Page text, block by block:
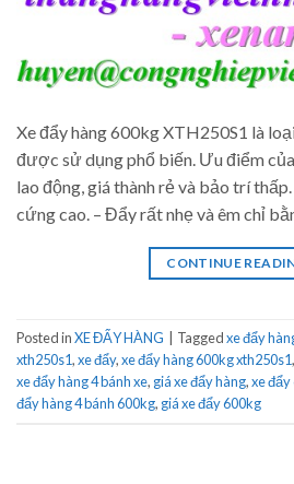
Xe đẩy hàng 600kg XTH250S1 là
được sử dụng phổ biến. Ưu điểm
lao động, giá thành rẻ và bảo trí
cứng cao. – Đẩy rất nhẹ và êm chỉ
CONTINUE
Posted inXE ĐẨY HÀNG Taggedxe đẩy
xth250s1,xe đẩy,xe đẩy hàng 600kg xth250s1,
xe đẩy hàng 4 bánh xe, giá xe đẩy hàng,xe
đẩy hàng 4 bánh 600kg, giá xe đẩy 600kg